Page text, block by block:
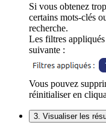
Si vous obtenez
certains mots-clés
recherche.
Les filtres
suivante :
Vous pouvez
réinitialiser en
3. Visualiser les